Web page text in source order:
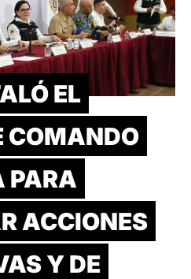
EL
COMANDO
PARA
ACCIONES
Y DE